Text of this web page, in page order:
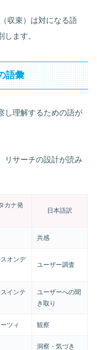
収束）は対になる語
ます。
語彙
し理解するための語が
リサーチの設計が読み
カナ発
日本語訳
共感
オンデ
ユーザー調査
インテ
ユーザーへの聞
き取り
ツィ 観察
洞察・気づき